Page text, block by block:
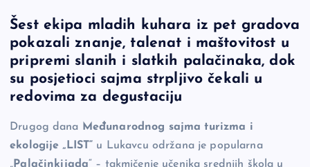
c
e
b
o
o
k
p
y
Li
n
k
se
n
g
er
er ar
e
Šest ekipa mladih kuhara iz pet gradova
pokazali znanje, talenat i maštovitost u
pripremi slanih i slatkih palačinaka, dok
su posjetioci sajma strpljivo čekali u
redovima za degustaciju
Drugog dana Međunarodnog sajma turizma i
ekologije „LIST“ u Lukavcu održana je popularna
„Palačinkijada“ – takmičenje učenika srednjih škola u